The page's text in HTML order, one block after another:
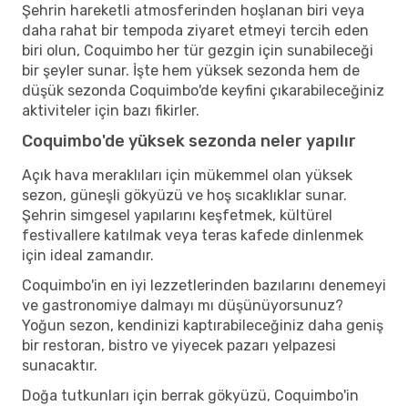
Şehrin hareketli atmosferinden hoşlanan biri veya
daha rahat bir tempoda ziyaret etmeyi tercih eden
biri olun, Coquimbo her tür gezgin için sunabileceği
bir şeyler sunar. İşte hem yüksek sezonda hem de
düşük sezonda Coquimbo'de keyfini çıkarabileceğiniz
aktiviteler için bazı fikirler.
Coquimbo'de yüksek sezonda neler yapılır
Açık hava meraklıları için mükemmel olan yüksek
sezon, güneşli gökyüzü ve hoş sıcaklıklar sunar.
Şehrin simgesel yapılarını keşfetmek, kültürel
festivallere katılmak veya teras kafede dinlenmek
için ideal zamandır.
Coquimbo'in en iyi lezzetlerinden bazılarını denemeyi
ve gastronomiye dalmayı mı düşünüyorsunuz?
Yoğun sezon, kendinizi kaptırabileceğiniz daha geniş
bir restoran, bistro ve yiyecek pazarı yelpazesi
sunacaktır.
Doğa tutkunları için berrak gökyüzü, Coquimbo'in